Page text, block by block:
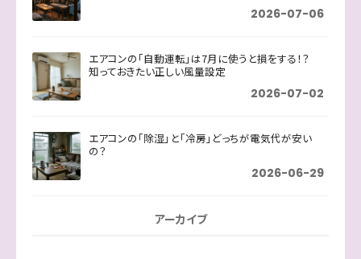
2026-07-06
エアコンの「自動運転」は7月に使うと損をする！？
知っておきたい正しい風量設定
2026-07-02
エアコンの「除湿」と「冷房」どっちが電気代が安い
の？
2026-06-29
アーカイブ